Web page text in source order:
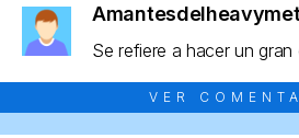
Se refiere a hacer un gran
VER